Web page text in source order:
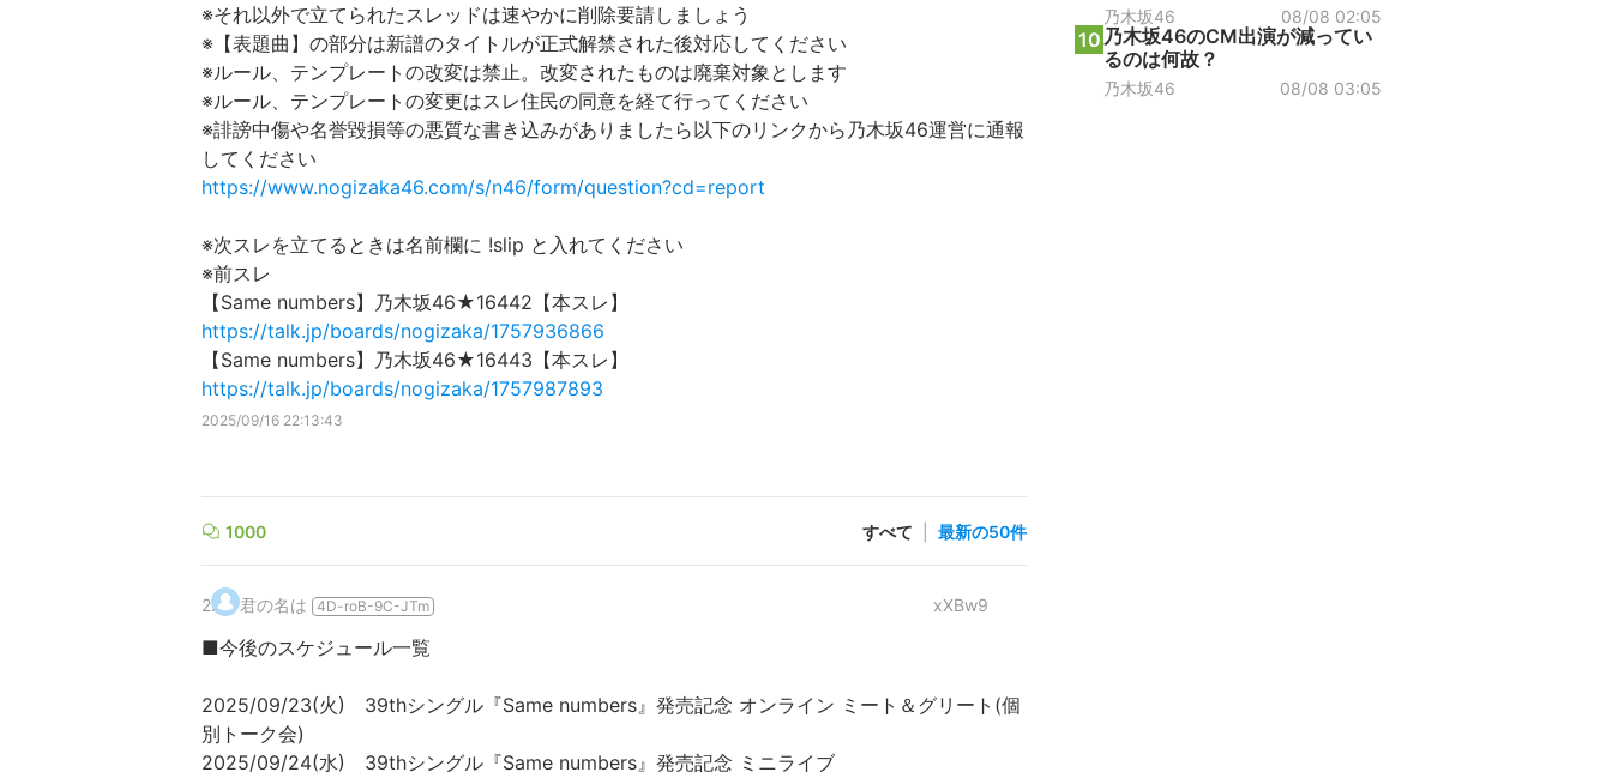
※それ以外で立てられたスレッドは速やかに削除要請しましょう
※【表題曲】の部分は新譜のタイトルが正式解禁された後対応してください
※ルール、テンプレートの改変は禁止。改変されたものは廃棄対象とします
※ルール、テンプレートの変更はスレ住民の同意を経て行ってください
※誹謗中傷や名誉毀損等の悪質な書き込みがありましたら以下のリンクから乃木坂46運営に通報
してください
https://www.nogizaka46.com/s/n46/form/question?cd=report
※次スレを立てるときは名前欄に !slip と入れてください
※前スレ
【Same numbers】乃木坂46★16442【本スレ】
https://talk.jp/boards/nogizaka/1757936866
【Same numbers】乃木坂46★16443【本スレ】
https://talk.jp/boards/nogizaka/1757987893
2025/09/16 22:13:43
1000 すべて 最新の50件
2. 君の名は 4D-roB-9C-JTm xXBw9
■今後のスケジュール一覧
2025/09/23(火) 39thシングル『Same numbers』発売記念 オンライン ミート＆グリート(個
別トーク会)
2025/09/24(水) 39thシングル『Same numbers』発売記念 ミニライブ
乃木坂46 08/08 02:05
10 乃木坂46のCM出演が減ってい
るのは何故？
乃木坂46 08/08 03:05